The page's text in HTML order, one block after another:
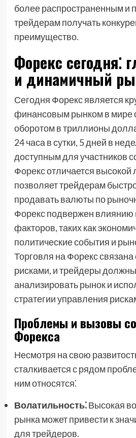
более распространенным и
трейдерам получать
преимущество.
Форекс сегодня⁚
и динамичный
Сегодня Форекс является
финансовым рынком в мире
оборотом в триллионы
24 часа в сутки, 5 дней в
доступным для участников
Форекс отличается высокой
позволяет трейдерам
продавать валюты по
Форекс подвержен влиянию
факторов, таких как
политические события и
Торговля на Форекс
рисками, и трейдеры
анализировать рынок и
стратегии управления
Проблемы и вызовы
Форекса
Несмотря на свою
сталкивается с рядом
ним относятся⁚
Волатильность⁚Высокая
рынка может привести к
для трейдеров.